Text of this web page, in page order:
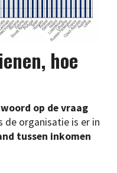
hoe
op de vraag
de organisatie is er in
tussen inkomen